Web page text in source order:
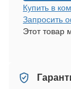
Купить в
Запросить
Этот товар